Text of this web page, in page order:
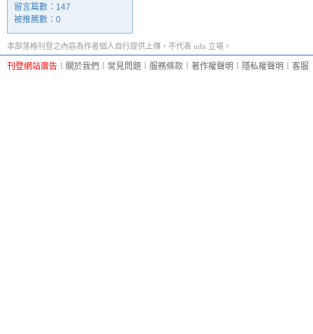
留言篇數：147
被推薦數： 0
本部落格刊登之內容為作者個人自行提供上傳，不代表 udn 立場。
刊登網站廣告 關於我們 常見問題 服務條款 著作權聲明 隱私權聲明 客服